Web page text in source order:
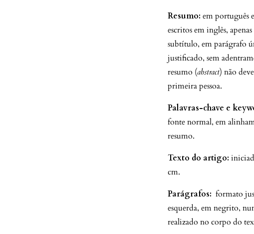
Resumo: em português e
escritos em inglês,
subtítulo, em parágrafo
justificado, sem
resumo (abstract) não
primeira pessoa.
Palavras-chave e
fonte normal, em
resumo.
Texto do artigo:
cm.
Parágrafos: formato
esquerda, em negrito,
realizado no corpo do